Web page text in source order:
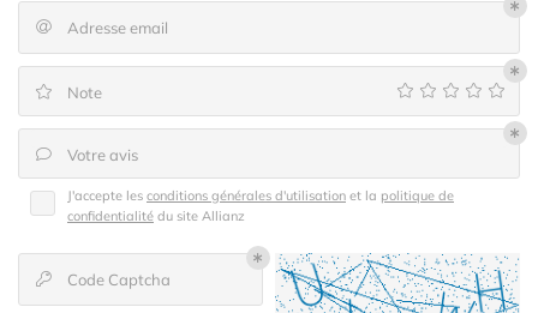
Contact
Inscription
 Adresse email
 Note
 Votre avis
J'accepte les conditions générales d'utilisation et la politique de
confidentialité du site Allianz
 Code Captcha